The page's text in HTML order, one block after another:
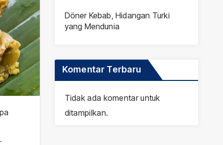
Döner Kebab, Hidangan Turki
yang Mendunia
Komentar Terbaru
Tidak ada komentar untuk
ditampilkan.